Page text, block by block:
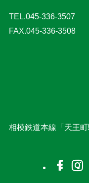
TEL.045-336-3507
FAX.045-336-3508
相模鉄道本線「天王